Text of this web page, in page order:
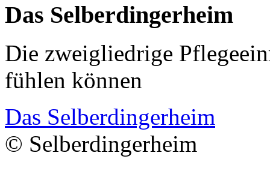
Das Selberdingerheim
Die zweigliedrige
fühlen können
Das Selberdingerheim
© Selberdingerheim